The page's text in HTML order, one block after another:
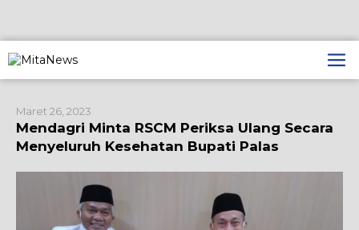
ke
konten
Maret 26, 2023
Mendagri Minta RSCM Periksa Ulang Secara
Menyeluruh Kesehatan Bupati Palas